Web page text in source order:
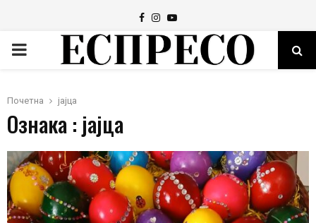
Facebook
Instagram
Youtube
PRIMARY
Почетна јајца
Ознака : јајца